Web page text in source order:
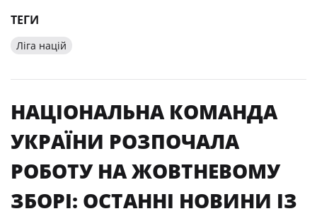
ТЕГИ
Ліга націй
НАЦІОНАЛЬНА КОМАНДА
УКРАЇНИ РОЗПОЧАЛА
РОБОТУ НА ЖОВТНЕВОМУ
ЗБОРІ: ОСТАННІ НОВИНИ ІЗ